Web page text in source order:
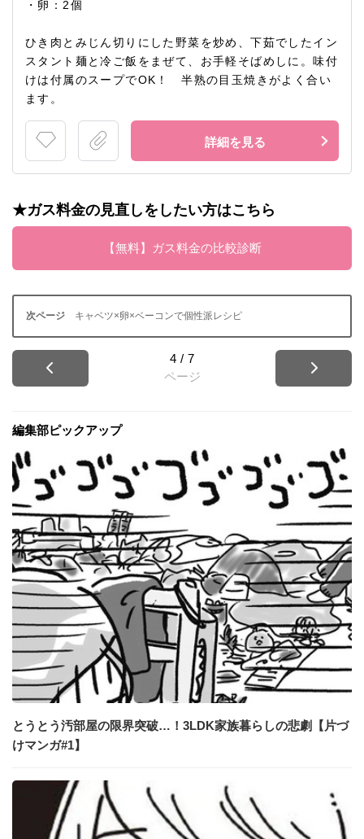
・卵：2個
ひき肉とみじん切りにした野菜を炒め、下茹でしたイン
スタント麺と冷ご飯をまぜて、お手軽そばめしに。味付
けは付属のスープでOK！ 半熟の目玉焼きがよく合い
ます。
詳細を見る
★ガス料金の見直しをしたい方はこちら
【無料】ガス料金の比較診断
キャベツ×卵×ベーコンで個性派レシピ
4 / 7
ページ
編集部ピックアップ
とうとう汚部屋の限界突破…！3LDK家族暮らしの悲劇【片づ
けマンガ#1】